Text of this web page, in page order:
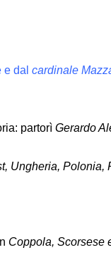
dal cardinale
partorì Gerardo
Ungheria, Polonia,
Coppola, Scorsese